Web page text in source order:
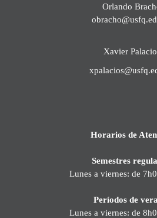
Orlando
Xavier
Horarios de
Semestres
Lunes a viernes: de
Períodos de
Lunes a viernes: de